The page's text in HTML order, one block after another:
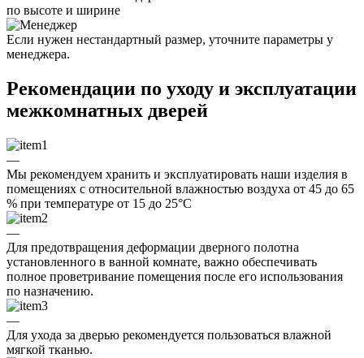
по высоте и ширине
Если нужен нестандартный размер, уточните параметры у
менеджера.
Рекомендации по уходу и эксплуатации
межкомнатных дверей
—
Мы рекомендуем хранить и эксплуатировать наши изделия в
помещениях с относительной влажностью воздуха от 45 до 65
% при температуре от 15 до 25°C
—
Для предотвращения деформации дверного полотна
установленного в ванной комнате, важно обеспечивать
полное проветривание помещения после его использования
по назначению.
—
Для ухода за дверью рекомендуется пользоваться влажной
мягкой тканью.